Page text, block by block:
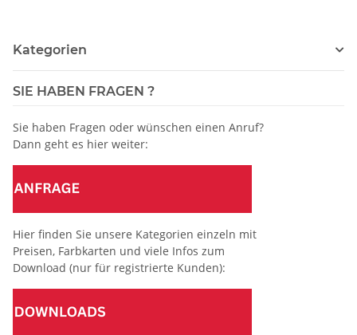
Kategorien
SIE HABEN FRAGEN ?
Sie haben Fragen oder wünschen einen Anruf?
Dann geht es hier weiter:
Hier finden Sie unsere Kategorien einzeln mit
Preisen, Farbkarten und viele Infos zum
Download (nur für registrierte Kunden):